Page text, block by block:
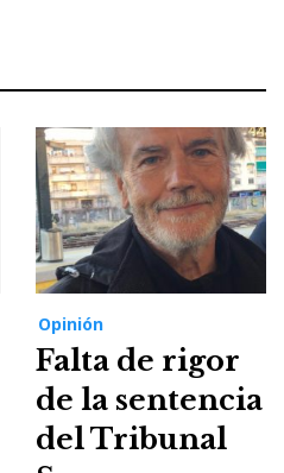
Opinión
Falta de rigor
de la sentencia
del Tribunal